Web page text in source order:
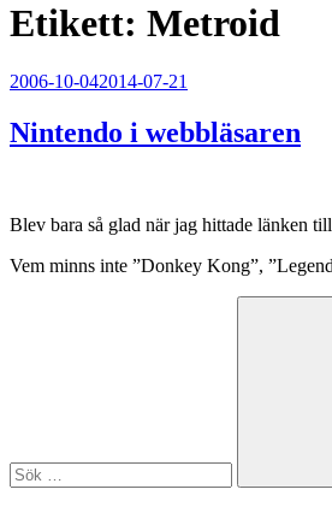
Etikett: Metroid
Publicerat
2006-10-042014-07-21
Nintendo i webbläsaren
Blev bara så glad när jag hittade länken till
Vem minns inte ”Donkey Kong”,